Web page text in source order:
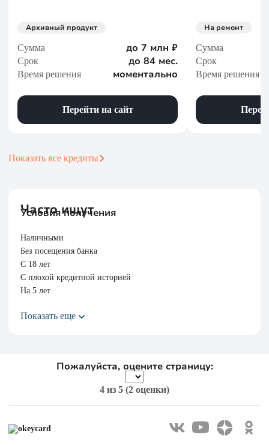
Показать все кредиты
Архивный продукт
Сумма до 7 млн ₽
Срок до 84 мес.
Время решения моментально
Перейти на сайт
На ремонт
Сумма
Срок
Время решения
Часто ищут
Условия получения
Наличными
Без посещения банка
С 18 лет
С плохой кредитной историей
На 5 лет
Показать еще
Пожалуйста, оцените страницу:
4 из 5 (2 оценки)